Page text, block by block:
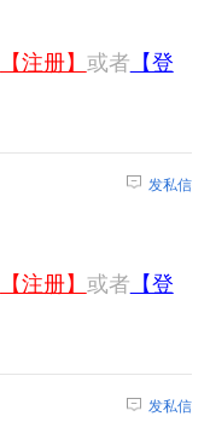
【注册】 或者 【登
发私信
【注册】 或者 【登
发私信